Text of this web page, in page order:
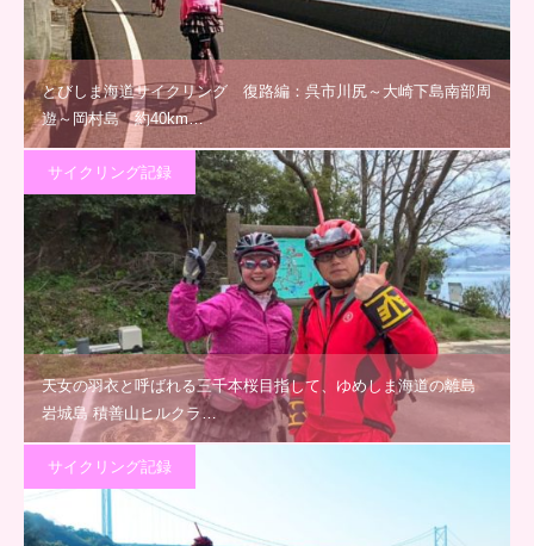
とびしま海道サイクリング 復路編：呉市川尻～大崎下島南部周
遊～岡村島 約40km…
サイクリング記録
天女の羽衣と呼ばれる三千本桜目指して、ゆめしま海道の離島
岩城島 積善山ヒルクラ…
サイクリング記録